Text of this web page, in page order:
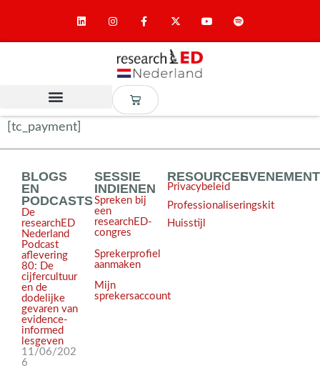
[tc_payment]
BLOGS
EN
PODCASTS
De
researchED
Nederland
Podcast
aflevering
80: De
cijfercultuur
en de
dodelijke
gevaren van
evidence-
informed
lesgeven
11/06/202
6
SESSIE
INDIENEN
Spreken bij
een
researchED-
congres
Sprekerprofiel
aanmaken
Mijn
sprekersaccount
RESOURCES
Privacybeleid
Professionaliseringskit
Huisstijl